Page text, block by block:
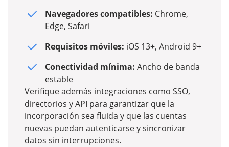
Navegadores compatibles: Chrome,
Edge, Safari
Requisitos móviles: iOS 13+, Android 9+
Conectividad mínima: Ancho de banda
estable
Verifique además integraciones como SSO,
directorios y API para garantizar que la
incorporación sea fluida y que las cuentas
nuevas puedan autenticarse y sincronizar
datos sin interrupciones.